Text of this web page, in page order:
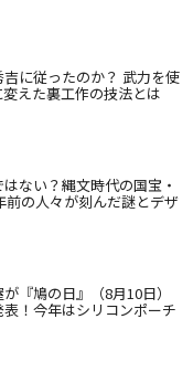
に従ったのか？ 武力を使
えた裏工作の技法とは
ない？縄文時代の国宝・
前の人々が刻んだ謎とデザ
『鳩の日』（8月10日）
！今年はシリコンポーチ